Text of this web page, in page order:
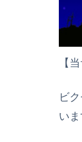
【
ビ
いま